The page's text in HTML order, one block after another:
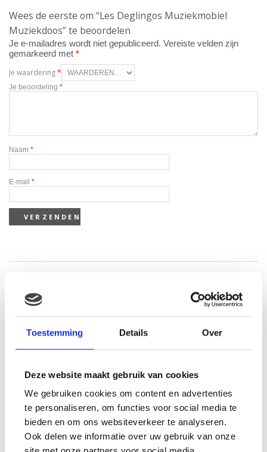
Toestemming Details Over
Deze website maakt gebruik van cookies
We gebruiken cookies om content en advertenties
te personaliseren, om functies voor social media te
bieden en om ons websiteverkeer te analyseren.
Ook delen we informatie over uw gebruik van onze
Wees de eerste om “Les Deglingos Muziekmobiel
Muziekdoos” te beoordelen
Je e-mailadres wordt niet gepubliceerd. Vereiste velden zijn
gemarkeerd met *
Je waardering*
Je beoordeling *
Naam *
E-mail *
Wing crown Sea world
cartoon orka
10.91
Super Mario Plush figure